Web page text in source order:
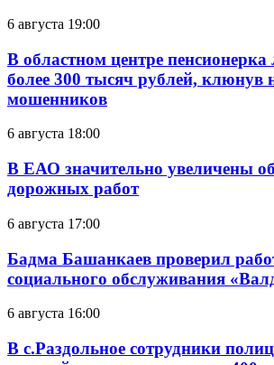
6 августа 19:00
В областном центре
более 300 тысяч рублей, клюнув
мошенников
6 августа 18:00
В ЕАО значительно увеличены
дорожных работ
6 августа 17:00
Бадма Башанкаев проверил
социального обслуживания
6 августа 16:00
В с.Раздольное сотрудники